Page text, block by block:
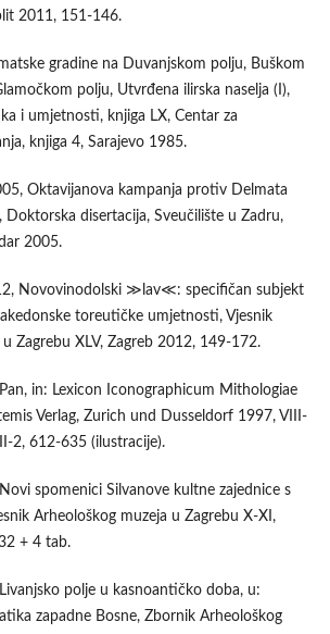
2011, 151-146.
gradine na Duvanjskom polju, Buškom
polju, Utvrđena ilirska naselja (I),
i umjetnosti, knjiga LX, Centar za
knjiga 4, Sarajevo 1985.
Oktavijanova kampanja protiv Delmata
Doktorska disertacija, Sveučilište u Zadru,
2005.
Novovinodolski ≫lav≪: specifičan subjekt
toreutičke umjetnosti, Vjesnik
Zagrebu XLV, Zagreb 2012, 149-172.
in: Lexicon Iconographicum Mithologiae
Verlag, Zurich und Dusseldorf 1997, VIII-
2, 612-635 (ilustracije).
spomenici Silvanove kultne zajednice s
Arheološkog muzeja u Zagrebu X-XI,
+ 4 tab.
polje u kasnoantičko doba, u:
zapadne Bosne, Zbornik Arheološkog